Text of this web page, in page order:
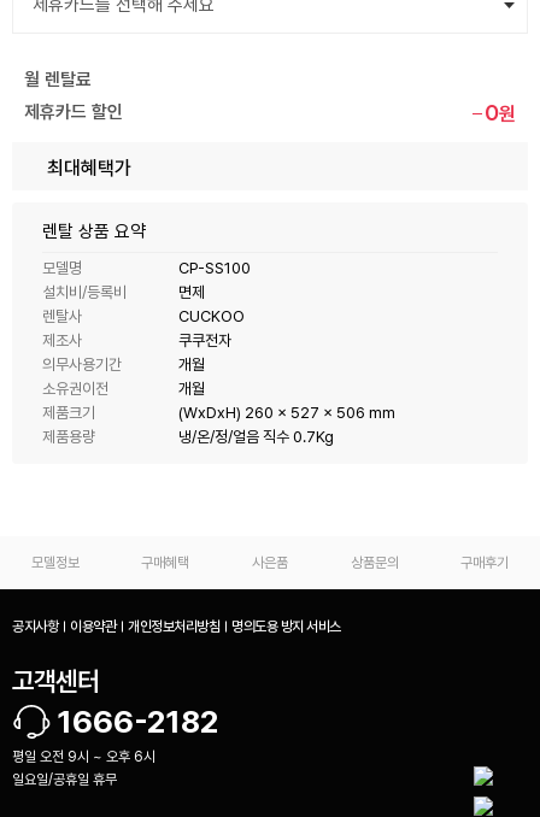
월 렌탈료
제휴카드 할인
0원
최대혜택가
렌탈 상품 요약
모델명
CP-SS100
설치비/등록비
면제
렌탈사
CUCKOO
제조사
쿠쿠전자
의무사용기간
개월
소유권이전
개월
제품크기
(WxDxH) 260 x 527 x 506 mm
제품용량
냉/온/정/얼음 직수 0.7Kg
모델정보 구매혜택 사은품 상품문의 구매후기
공지사항 이용약관 개인정보처리방침 명의도용 방지 서비스
고객센터
1666-2182
평일 오전 9시 ~ 오후 6시
일요일/공휴일 휴무